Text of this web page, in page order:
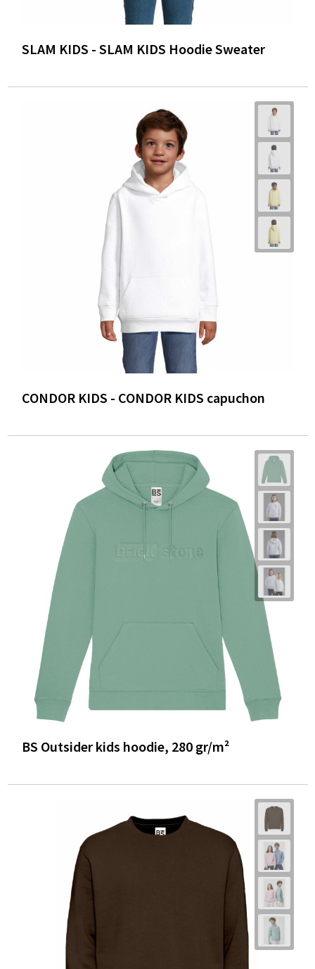
SLAM KIDS - SLAM KIDS Hoodie Sweater
CONDOR KIDS - CONDOR KIDS capuchon
BS Outsider kids hoodie, 280 gr/m²